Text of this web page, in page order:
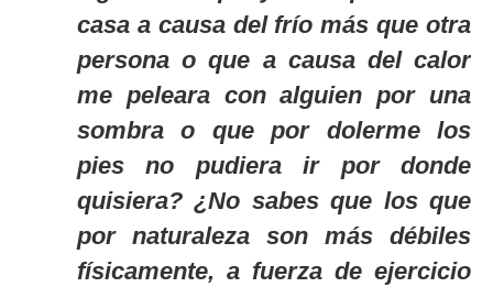
casa a causa del frío más que otra
persona o que a causa del calor
me peleara con alguien por una
sombra o que por dolerme los
pies no pudiera ir por donde
quisiera? ¿No sabes que los que
por naturaleza son más débiles
físicamente, a fuerza de ejercicio